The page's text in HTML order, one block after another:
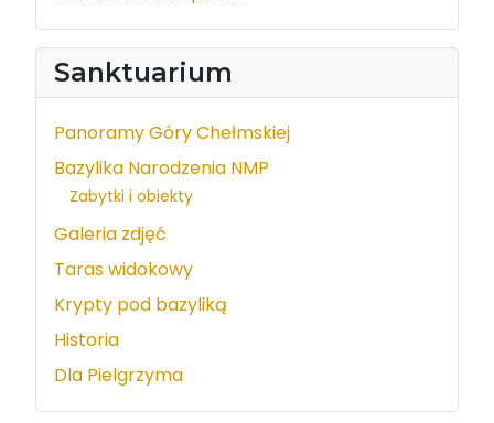
Sanktuarium
Panoramy Góry Chełmskiej
Bazylika Narodzenia NMP
Zabytki i obiekty
Galeria zdjęć
Taras widokowy
Krypty pod bazyliką
Historia
Dla Pielgrzyma